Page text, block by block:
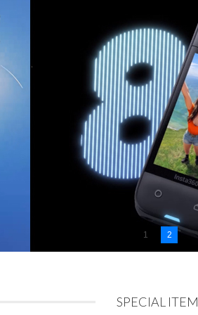
1 2
SPECIAL ITEM